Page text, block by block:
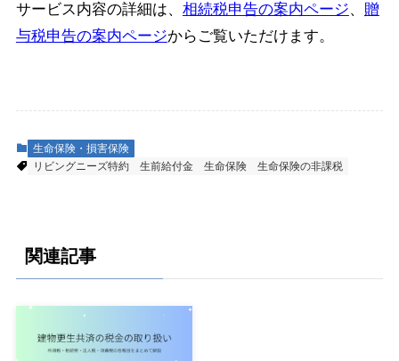
サービス内容の詳細は、 相続税申告の案内ページ、 贈
与税申告の案内ページからご覧いただけます。
生命保険・損害保険
リビングニーズ特約
生前給付金 生命保険 生命保険の非課税
関連記事